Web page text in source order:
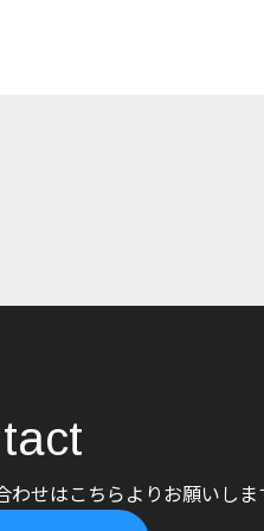
せはこちらよりお願いしま